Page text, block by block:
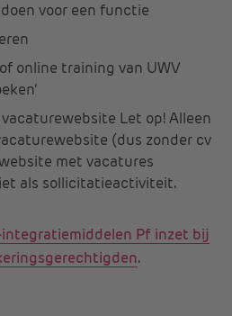
voor een functie
online training van UWV
Let op! Alleen
(dus zonder cv
met vacatures
als sollicitatieactiviteit.
integratiemiddelen Pf inzet bij
.